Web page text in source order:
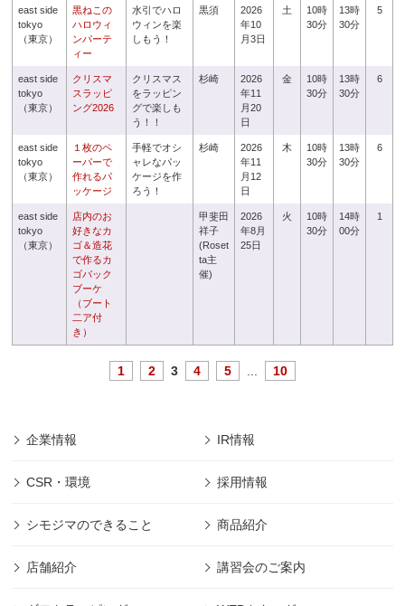
east side
tokyo
（東京）
黒ねこの
ハロウィ
ンパーテ
ィー
水引でハロ
ウィンを楽
しもう！
黒須
2026
年10
月3日
土
10時
30分
13時
30分
5
east side
tokyo
（東京）
クリスマ
スラッピ
ング2026
クリスマス
をラッピン
グで楽しも
う！！
杉崎
2026
年11
月20
日
金
10時
30分
13時
30分
6
east side
tokyo
（東京）
１枚のペ
ーパーで
作れるパ
ッケージ
手軽でオシ
ャレなパッ
ケージを作
ろう！
杉崎
2026
年11
月12
日
木
10時
30分
13時
30分
6
east side
tokyo
（東京）
店内のお
好きなカ
ゴ＆造花
で作るカ
ゴバック
ブーケ
（ブート
二ア付
き）
甲斐田
祥子
(Roset
ta主
催)
2026
年8月
25日
火
10時
30分
14時
00分
1
1 2 3 4 5 10
企業情報 IR情報
CSR・環境 採用情報
シモジマのできること 商品紹介
店舗紹介 講習会のご案内